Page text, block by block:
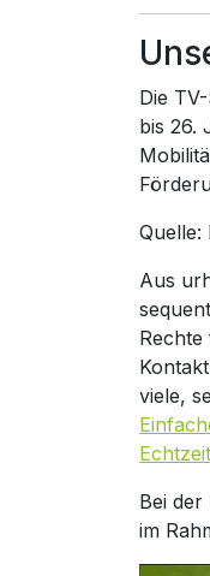
Die
bis 26.
Aus
viele,
Bei
im